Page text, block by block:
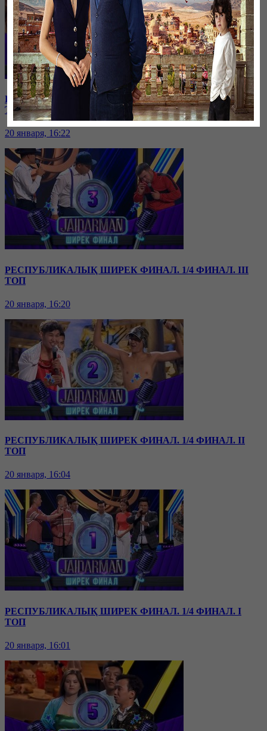
РЕСПУБЛИКАЛЫҚ ШИРЕК ФИНАЛ. 1/4 ФИНАЛ. IV
ТОП
20 января, 16:22
РЕСПУБЛИКАЛЫҚ ШИРЕК ФИНАЛ. 1/4 ФИНАЛ. III
ТОП
20 января, 16:20
РЕСПУБЛИКАЛЫҚ ШИРЕК ФИНАЛ. 1/4 ФИНАЛ. II
ТОП
20 января, 16:04
РЕСПУБЛИКАЛЫҚ ШИРЕК ФИНАЛ. 1/4 ФИНАЛ. I
ТОП
20 января, 16:01